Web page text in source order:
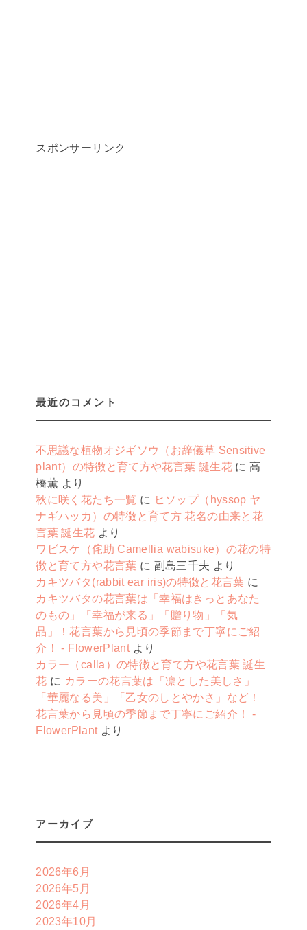
スポンサーリンク
最近のコメント
不思議な植物オジギソウ（お辞儀草 Sensitive
plant）の特徴と育て方や花言葉 誕生花に高
橋薫 より
秋に咲く花たち一覧 に ヒソップ（hyssop ヤ
ナギハッカ）の特徴と育て方 花名の由来と花
言葉 誕生花 より
ワビスケ（侘助 Camellia wabisuke）の花の特
徴と育て方や花言葉 に 副島三千夫 より
カキツバタ(rabbit ear iris)の特徴と花言葉 に
カキツバタの花言葉は「幸福はきっとあなた
のもの」「幸福が来る」「贈り物」「気
品」！花言葉から見頃の季節まで丁寧にご紹
介！ - FlowerPlantより
カラー（calla）の特徴と育て方や花言葉 誕生
花 に カラーの花言葉は「凛とした美しさ」
「華麗なる美」「乙女のしとやかさ」など！
花言葉から見頃の季節まで丁寧にご紹介！ -
FlowerPlantより
アーカイブ
2026年6月
2026年5月
2026年4月
2023年10月